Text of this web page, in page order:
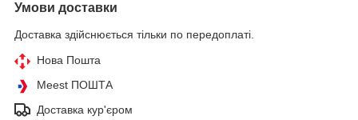
Умови доставки
Доставка здійснюється тільки по передоплаті.
Нова Пошта
Meest ПОШТА
Доставка кур'єром